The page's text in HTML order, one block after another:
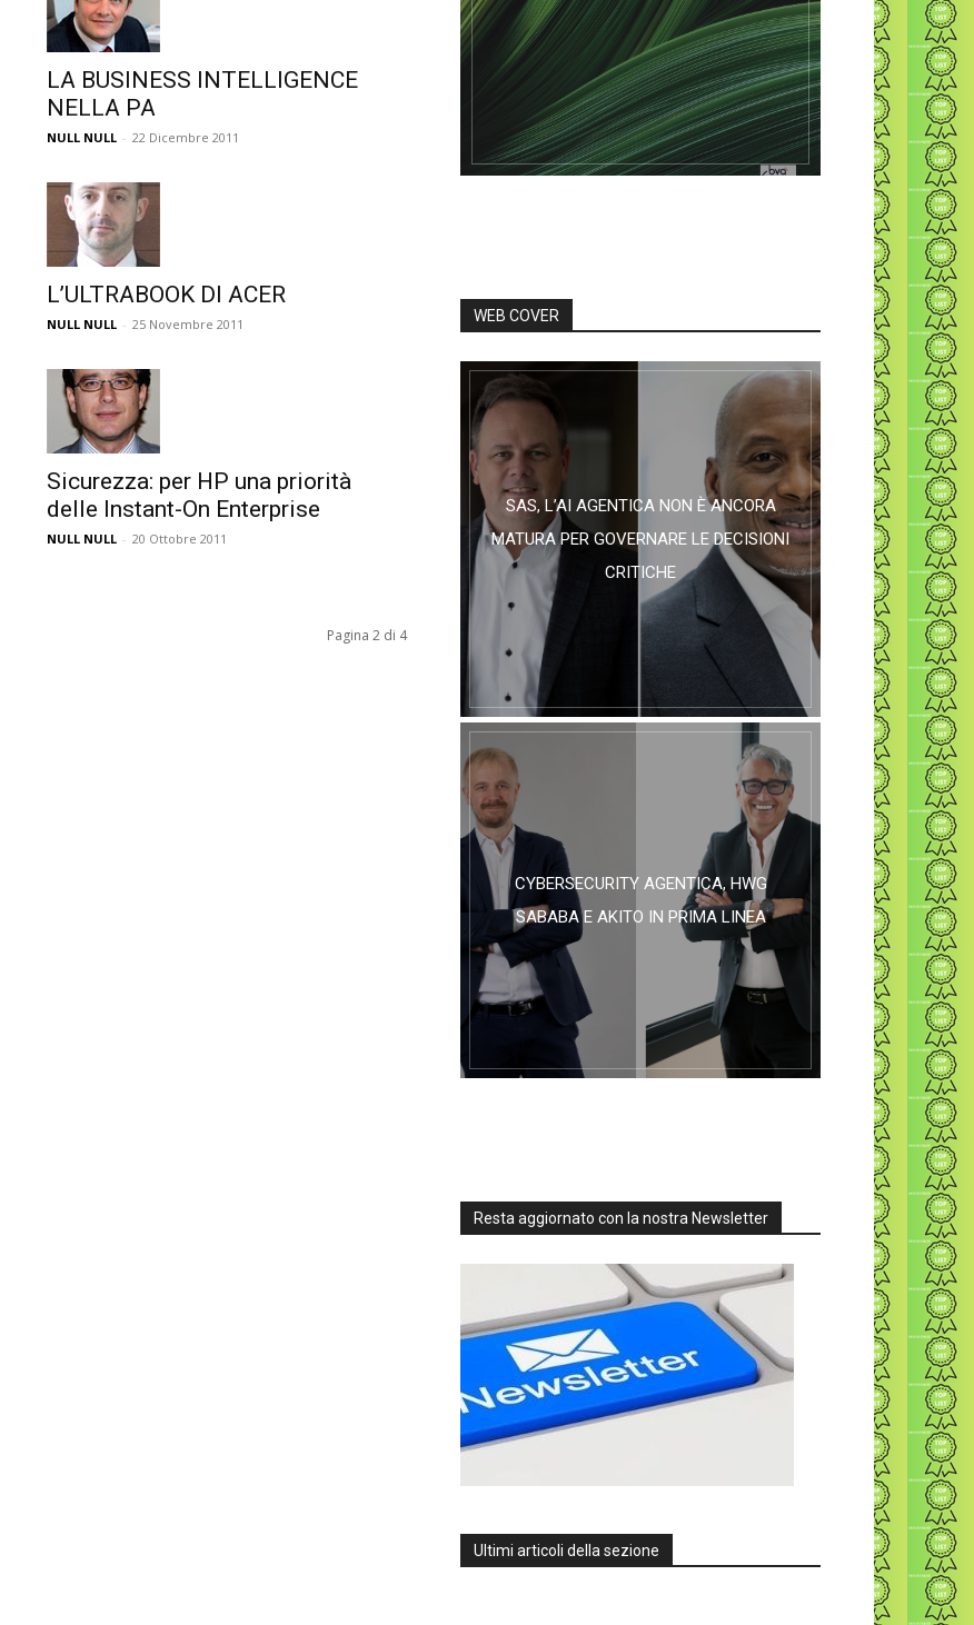
LA BUSINESS INTELLIGENCE
NELLA PA
NULL NULL - 22 Dicembre 2011
L’ULTRABOOK DI ACER
NULL NULL - 25 Novembre 2011
Sicurezza: per HP una priorità
delle Instant-On Enterprise
NULL NULL - 20 Ottobre 2011
Pagina 2 di 4
WEB COVER
SAS, L’AI AGENTICA NON È ANCORA
MATURA PER GOVERNARE LE DECISIONI
CRITICHE
CYBERSECURITY AGENTICA, HWG
SABABA E AKITO IN PRIMA LINEA
Resta aggiornato con la nostra Newsletter
Ultimi articoli della sezione